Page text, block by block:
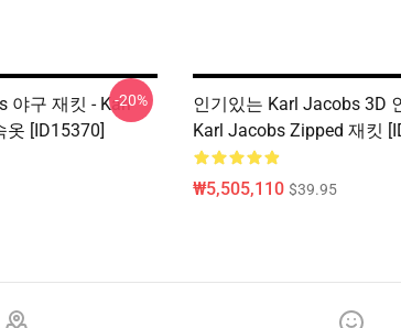
야구 재킷 - Karl
[ID15370]
-20%
인기있는 Karl Jacobs 3D
Karl Jacobs Zipped 재킷
₩5,505,110 $39.95